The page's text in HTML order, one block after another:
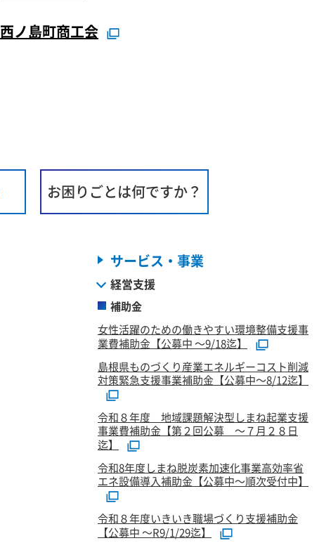
西ノ島町商工会
お困りごとは何ですか？
サービス・事業
経営支援
補助金
女性活躍のための働きやすい環境整備支援事
業費補助金【公募中 ～9/18迄】
島根県ものづくり産業エネルギーコスト削減
対策緊急支援事業補助金【公募中～8/12迄】
令和８年度 地域課題解決型しまね起業支援
事業費補助金【第２回公募 ～７月２８日
迄】
令和8年度しまね脱炭素加速化事業高効率省
エネ設備導入補助金【公募中～順次受付中】
令和８年度いきいき職場づくり支援補助金
【公募中 ～R9/1/29迄】